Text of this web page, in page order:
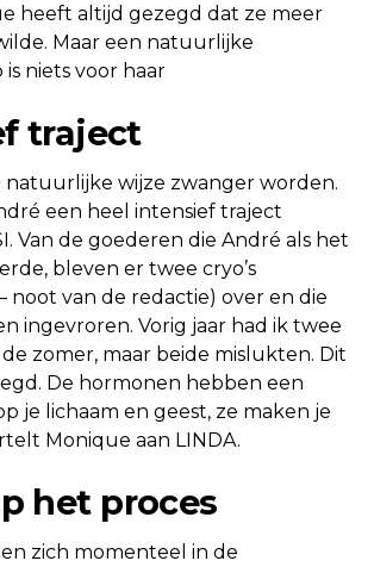
heeft altijd gezegd dat ze meer
Maar een natuurlijke
niets voor haar
traject
natuurlijke wijze zwanger worden.
een heel intensief traject
Van de goederen die André als het
bleven er twee cryo’s
noot van de redactie) over en die
ingevroren. Vorig jaar had ik twee
zomer, maar beide mislukten. Dit
De hormonen hebben een
je lichaam en geest, ze maken je
Monique aan LINDA.
het proces
zich momenteel in de